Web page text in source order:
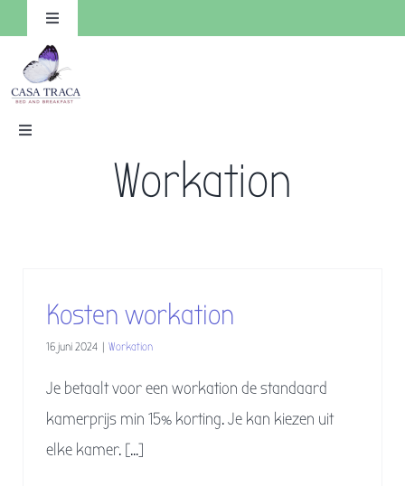
inhoud
Toggle
Navigation
Toggle
Omgeving
Boek uw verblijf
Workation
Kosten workation
16 juni 2024 | Workation
Je betaalt voor een workation de standaard
kamerprijs min 15% korting. Je kan kiezen uit
elke kamer. [...]